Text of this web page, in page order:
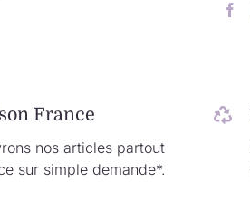
France
nos articles partout
sur simple demande*.